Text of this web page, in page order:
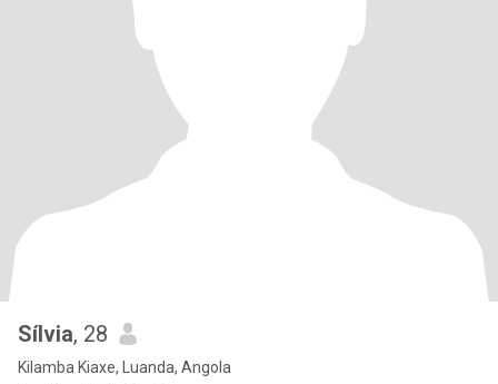
Sílvia, 28
Kilamba Kiaxe, Luanda, Angola